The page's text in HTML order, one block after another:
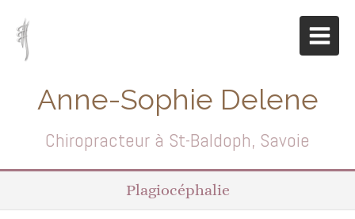
Anne-Sophie Delene
Chiropracteur à St-Baldoph, Savoie
Plagiocéphalie